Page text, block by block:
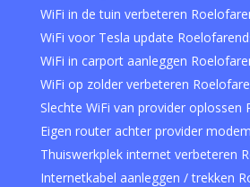
WiFi in de tuin verbeteren
WiFi voor Tesla update
WiFi in carport aanleggen
WiFi op zolder verbeteren
Slechte WiFi van provider oplossen
Eigen router achter provider
Thuiswerkplek internet verbeteren
Internetkabel aanleggen / trekken